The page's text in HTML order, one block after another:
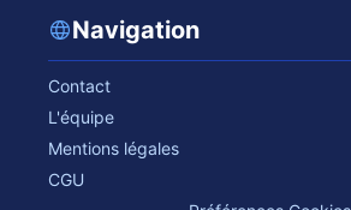
Navigation
Contact
L'équipe
Mentions légales
CGU